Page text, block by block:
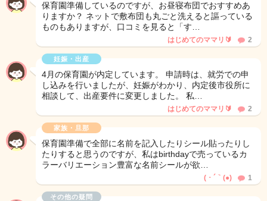
保育園準備しているのですが、お昼寝布団でおすすめあ
りますか？ ネットで敷布団も丸ごと洗えると謳っている
ものもありますが、口コミを見ると「す…
はじめてのママリ🔰 2
妊娠・出産
4月の保育園が内定しています。 申請時は、就労での申
し込みを行いましたが、妊娠がわかり、内定後市役所に
相談して、出産要件に変更しました。 私…
はじめてのママリ🔰 2
家族・旦那
保育園準備で全部に名前を記入したりシール貼ったりし
たりすると思うのですが、私はbirthdayで売っているカ
ラーバリエーション豊富な名前シールが欲…
( ･ ´｀(●) 1
その他の疑問